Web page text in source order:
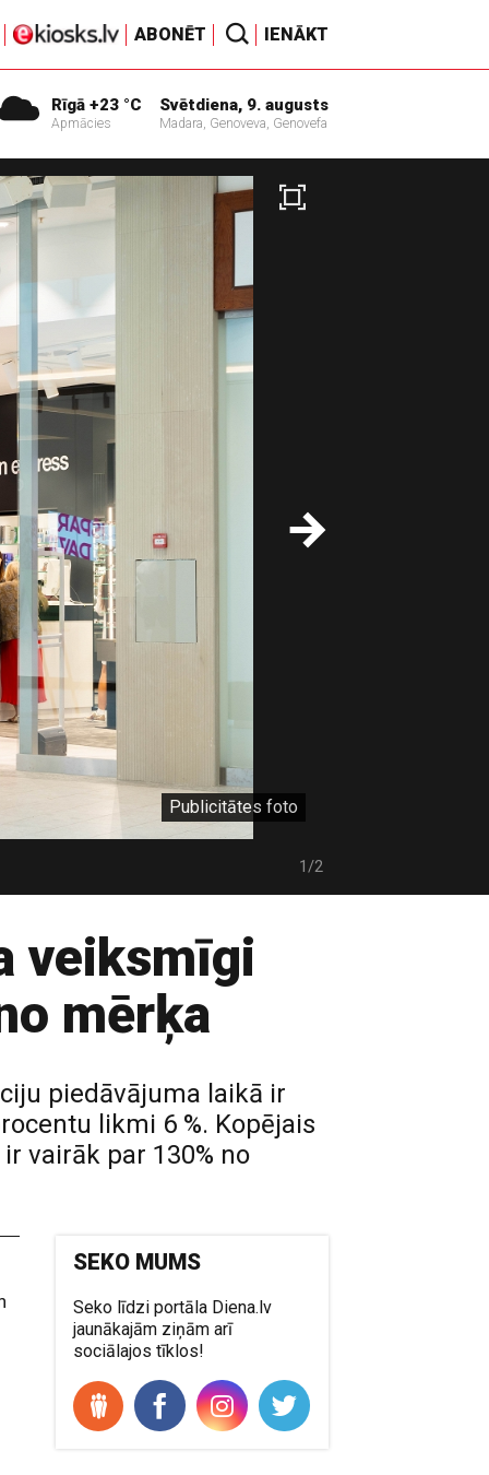
ABONĒT IENĀKT
Rīgā +23 °C
Apmācies
Svētdiena, 9. augusts
Madara, Genoveva, Genovefa
Publicitātes foto
1/2
veiksmīgi
mērķa
piedāvājuma laikā ir
likmi 6 %. Kopējais
vairāk par 130% no
SEKO MUMS
Seko līdzi portāla Diena.lv
jaunākajām ziņām arī
sociālajos tīklos!